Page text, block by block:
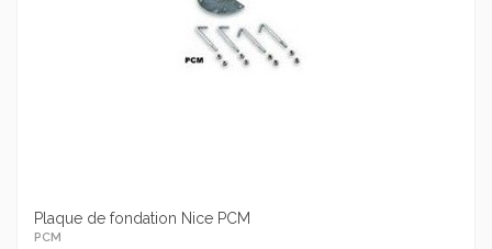
Plaque de fondation Nice PCM
PCM